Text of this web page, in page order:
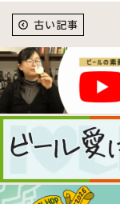
古い記事